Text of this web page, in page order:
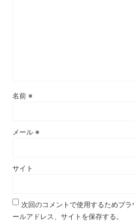
名前 ※
メール ※
サイト
次回のコメントで使用するためブ
ールアドレス、サイトを保存する。